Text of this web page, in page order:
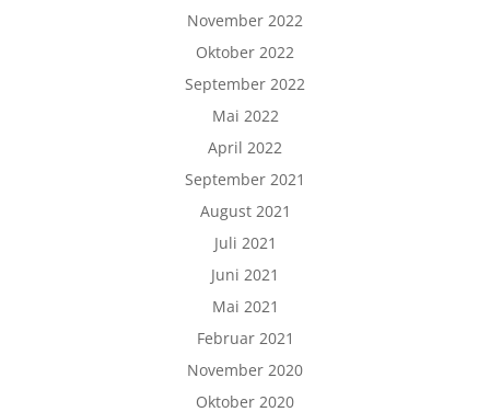
November 2022
Oktober 2022
September 2022
Mai 2022
April 2022
September 2021
August 2021
Juli 2021
Juni 2021
Mai 2021
Februar 2021
November 2020
Oktober 2020